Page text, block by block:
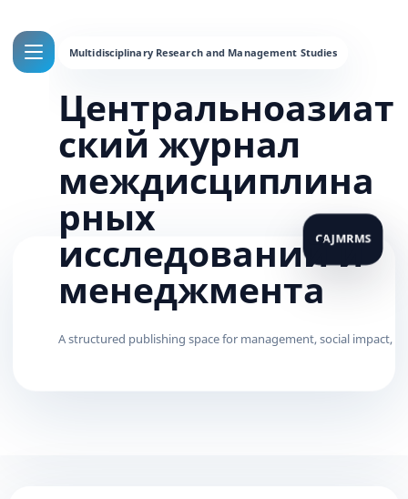
Центральноазиат
ский журнал
междисциплина
рных
исследований и
менеджмента